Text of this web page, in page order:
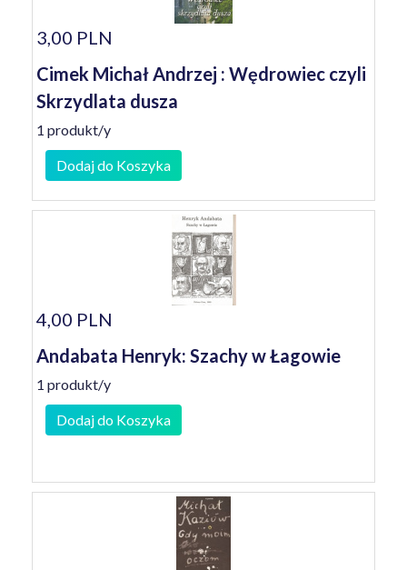
3,00 PLN
Cimek Michał Andrzej : Wędrowiec czyli
Skrzydlata dusza
1 produkt/y
Dodaj do Koszyka
4,00 PLN
Andabata Henryk: Szachy w Łagowie
1 produkt/y
Dodaj do Koszyka